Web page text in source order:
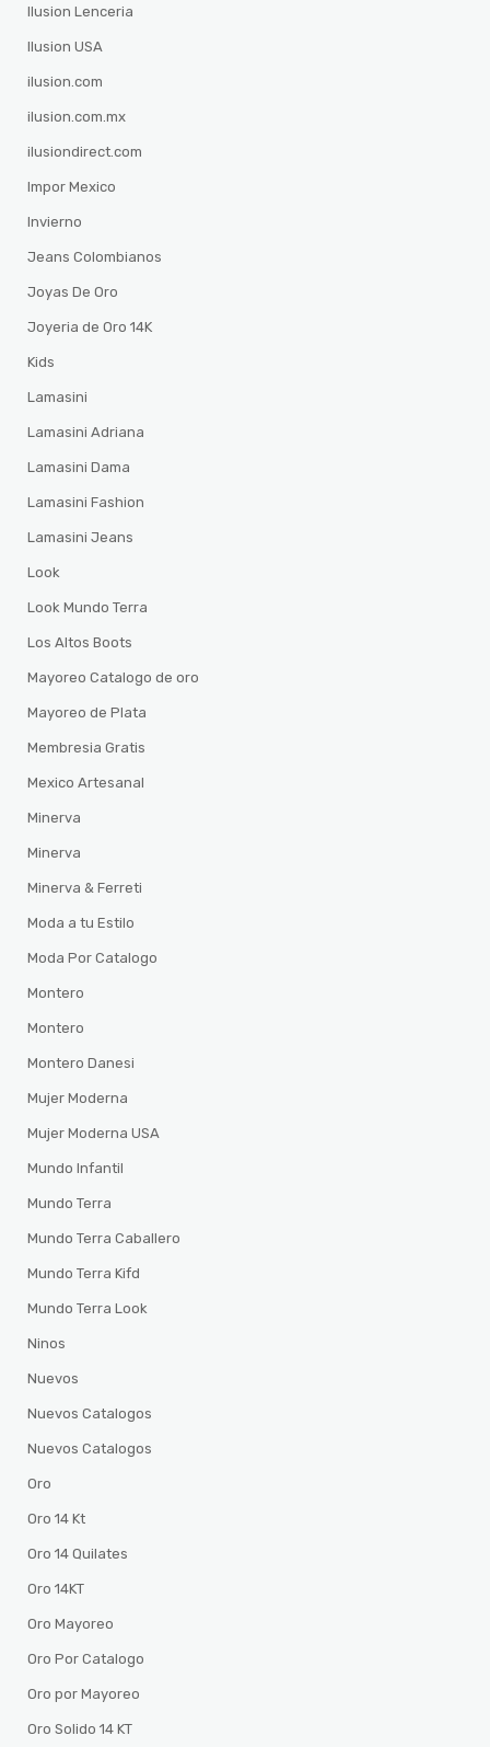
Ilusion Lenceria
Ilusion USA
ilusion.com
ilusion.com.mx
ilusiondirect.com
Impor Mexico
Invierno
Jeans Colombianos
Joyas De Oro
Joyeria de Oro 14K
Kids
Lamasini
Lamasini Adriana
Lamasini Dama
Lamasini Fashion
Lamasini Jeans
Look
Look Mundo Terra
Los Altos Boots
Mayoreo Catalogo de oro
Mayoreo de Plata
Membresia Gratis
Mexico Artesanal
Minerva
Minerva
Minerva & Ferreti
Moda a tu Estilo
Moda Por Catalogo
Montero
Montero
Montero Danesi
Mujer Moderna
Mujer Moderna USA
Mundo Infantil
Mundo Terra
Mundo Terra Caballero
Mundo Terra Kifd
Mundo Terra Look
Ninos
Nuevos
Nuevos Catalogos
Nuevos Catalogos
Oro
Oro 14 Kt
Oro 14 Quilates
Oro 14KT
Oro Mayoreo
Oro Por Catalogo
Oro por Mayoreo
Oro Solido 14 KT